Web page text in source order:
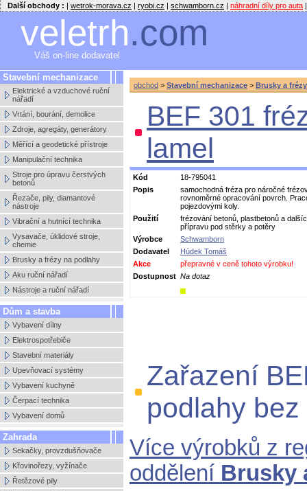
Další obchody : | wetrok-morava.cz | ryobi.cz | schwamborn.cz | náhradní díly pro auta |
veletrh.com
Váš on-line dodavatel
Stavební mechanizace
Elektrické a vzduchové ruční
nářadí
Vrtání, bourání, demolice
Zdroje, agregáty, generátory
Měřící a geodetické přístroje
Manipulační technika
Stroje pro úpravu čerstvých
betonů
Řezače, pily, diamantové
nástroje
Vibrační a hutnící technika
Vysavače, úklidové stroje,
chemie
Brusky a frézy na podlahy
Aku ruční nářadí
Nástroje a ruční nářadí
Dům a stavba
Vybavení dílny
Elektrospotřebiče
Stavební materiály
Upevňovací systémy
Vybavení kuchyně
Čerpací technika
Vybavení domů
Zahrada
Sekačky, provzdušňovače
Křovinořezy, vyžínače
Řetězové pily
obchod > Stavební mechanizace > Brusky a
BEF 301
lamel
Kód
18-795041
Popis
samochodná fréza pro náročné
rovnoměrné opracování povrch.
pojezdovými koly.
Použití
frézování betonů, plastbetonů a
přípravu pod stěrky a potěry
Výrobce
Schwamborn
Dodavatel
Húdek Tomáš
Akce
přepravné v ceně tohoto výrobku!
Dostupnost Na dotaz
Zařazení
podlahy bez
Více výrobků z
oddělení Brusky